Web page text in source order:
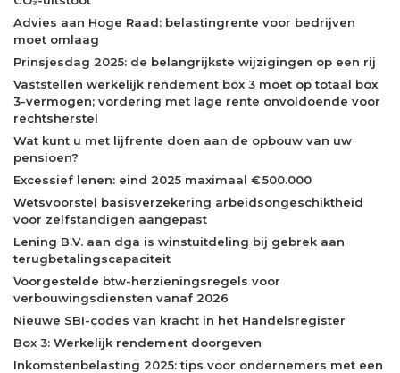
Advies aan Hoge Raad: belastingrente voor bedrijven
moet omlaag
Prinsjesdag 2025: de belangrijkste wijzigingen op een rij
Vaststellen werkelijk rendement box 3 moet op totaal box
3-vermogen; vordering met lage rente onvoldoende voor
rechtsherstel
Wat kunt u met lijfrente doen aan de opbouw van uw
pensioen?
Excessief lenen: eind 2025 maximaal € 500.000
Wetsvoorstel basisverzekering arbeidsongeschiktheid
voor zelfstandigen aangepast
Lening B.V. aan dga is winstuitdeling bij gebrek aan
terugbetalingscapaciteit
Voorgestelde btw-herzieningsregels voor
verbouwingsdiensten vanaf 2026
Nieuwe SBI-codes van kracht in het Handelsregister
Box 3: Werkelijk rendement doorgeven
Inkomstenbelasting 2025: tips voor ondernemers met een